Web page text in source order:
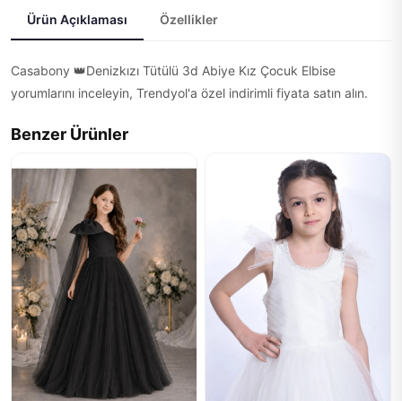
Ürün Açıklaması Özellikler
Casabony 👑Denizkızı Tütülü 3d Abiye Kız Çocuk Elbise
yorumlarını inceleyin, Trendyol'a özel indirimli fiyata satın alın.
Benzer Ürünler